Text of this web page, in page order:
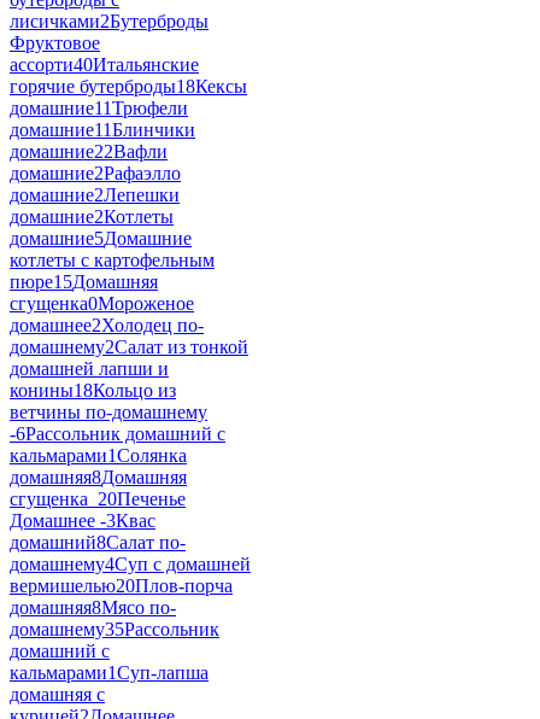
лисичками2Бутерброды
Фруктовое
ассорти40Итальянские
горячие бутерброды18Кексы
домашние11Трюфели
домашние11Блинчики
домашние22Вафли
домашние2Рафаэлло
домашние2Лепешки
домашние2Котлеты
домашние5Домашние
котлеты с картофельным
пюре15Домашняя
сгущенка0Мороженое
домашнее2Холодец по-
домашнему2Салат из тонкой
домашней лапши и
конины18Кольцо из
ветчины по-домашнему
-6Рассольник домашний с
кальмарами1Солянка
домашняя8Домашняя
сгущенка_20Печенье
Домашнее -3Квас
домашний8Салат по-
домашнему4Суп с домашней
вермишелью20Плов-порча
домашняя8Мясо по-
домашнему35Рассольник
домашний с
кальмарами1Суп-лапша
домашняя с